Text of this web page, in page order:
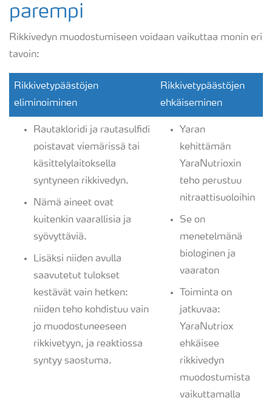
parempi
Rikkivedyn muodostumiseen voidaan vaikuttaa monin eri
tavoin:
Rikkivetypäästöjen
eliminoiminen
Rikkivetypäästöjen
ehkäiseminen
Rautakloridi ja rautasulfidi
poistavat viemärissä tai
käsittelylaitoksella
syntyneen rikkivedyn.
Nämä aineet ovat
kuitenkin vaarallisia ja
syövyttäviä.
Lisäksi niiden avulla
saavutetut tulokset
kestävät vain hetken:
niiden teho kohdistuu vain
jo muodostuneeseen
rikkivetyyn, ja reaktiossa
syntyy saostuma.
Yaran
kehittämän
YaraNutrioxin
teho perustuu
nitraattisuoloihin
Se on
menetelmänä
biologinen ja
vaaraton
Toiminta on
jatkuvaa:
YaraNutriox
ehkäisee
rikkivedyn
muodostumista
vaikuttamalla